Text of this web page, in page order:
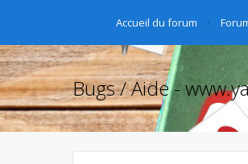
Accueil du forum
Bugs / Aide -